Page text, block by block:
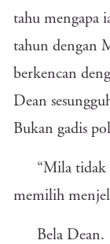
tahu mengapa
tahun dengan
berkencan
Dean
Bukan gadis
“Mila tidak
memilih
Bela Dean.